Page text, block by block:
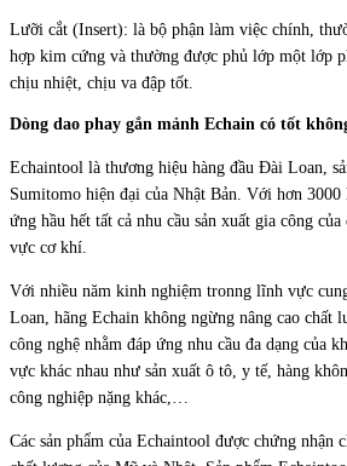
Lưỡi cắt (Insert): là bộ phận làm việc chính,
hợp kim cứng và thường được phủ lớp một lớp
chịu nhiệt, chịu va đập tốt.
Dòng dao phay gắn mảnh Echain có tốt
Echaintool là thương hiệu hàng đầu Đài Loan,
Sumitomo hiện đại của Nhật Bản. Với hơn 3000
ứng hầu hết tất cả nhu cầu sản xuất gia công
vực cơ khí.
Với nhiều năm kinh nghiệm tronng lĩnh vực
Loan, hãng Echain không ngừng nâng cao chất
công nghệ nhằm đáp ứng nhu cầu đa dạng của
vực khác nhau như sản xuất ô tô, y tế, hàng
công nghiệp nặng khác,…
Các sản phẩm của Echaintool được chứng nhận